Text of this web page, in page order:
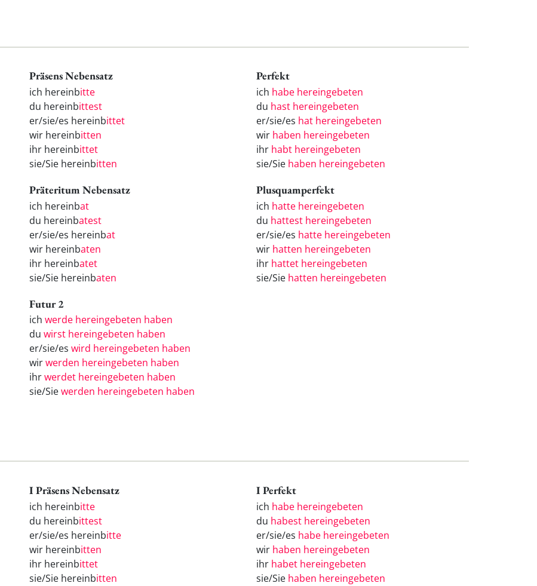
Präsens Nebensatz
ich hereinbitte
du hereinbittest
er/sie/es hereinbittet
wir hereinbitten
ihr hereinbittet
sie/Sie hereinbitten
Perfekt
ich habe hereingebeten
du hast hereingebeten
er/sie/es hat hereingebeten
wir haben hereingebeten
ihr habt hereingebeten
sie/Sie haben hereingebeten
Präteritum Nebensatz
ich hereinbat
du hereinbatest
er/sie/es hereinbat
wir hereinbaten
ihr hereinbatet
sie/Sie hereinbaten
Plusquamperfekt
ich hatte hereingebeten
du hattest hereingebeten
er/sie/es hatte hereingebeten
wir hatten hereingebeten
ihr hattet hereingebeten
sie/Sie hatten hereingebeten
Futur 2
ich werde hereingebeten haben
du wirst hereingebeten haben
er/sie/es wird hereingebeten haben
wirwerden hereingebeten haben
ihrwerdet hereingebeten haben
sie/Siewerden hereingebeten haben
I Präsens Nebensatz
ich hereinbitte
du hereinbittest
er/sie/es hereinbitte
wir hereinbitten
ihr hereinbittet
sie/Sie hereinbitten
I Perfekt
ich habe hereingebeten
du habest hereingebeten
er/sie/es habe hereingebeten
wir haben hereingebeten
ihr habet hereingebeten
sie/Sie haben hereingebeten